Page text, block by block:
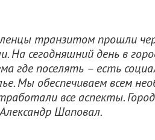
транзитом прошли
На сегодняшний день в
где поселять – есть
Мы обеспечиваем всем
все аспекты.
Шаповал.